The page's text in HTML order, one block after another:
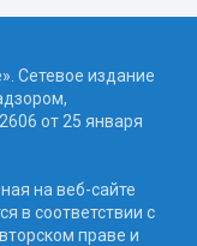
Сетевое издание
от 25 января
на веб-сайте
в соответствии с
праве и